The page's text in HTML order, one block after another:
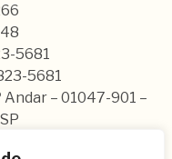
5681
5681
Andar – 01047-901 –